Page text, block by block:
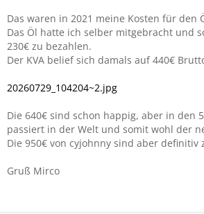
Die Werkstatt meinte wortwörtlich das:
Die ganzen Teile, vor allem im Getriebe,
alten Getriebeöl anpassen und
frisches neues Öl reingemacht, dann
zweiten Gang hinausgehen. Dann
Getriebewechsel helfen.
Diego
Das waren in 2021 meine Kosten für den
Das Öl hatte ich selber mitgebracht und
230€ zu bezahlen.
Der KVA belief sich damals auf 440€
20260729_104204~2.jpg
Die 640€ sind schon happig, aber in den
passiert in der Welt und somit wohl der
Die 950€ von cyjohnny sind aber definitiv
Gruß Mirco